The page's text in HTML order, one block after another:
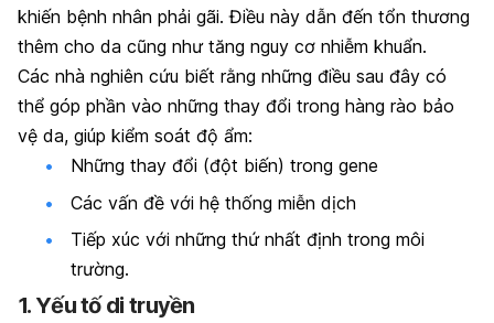
khiến bệnh nhân phải gãi. Điều này dẫn đến tổn thương
thêm cho da cũng như tăng nguy cơ nhiễm khuẩn.
Các nhà nghiên cứu biết rằng những điều sau đây có
thể góp phần vào những thay đổi trong hàng rào bảo
vệ da, giúp kiểm soát độ ẩm:
Những thay đổi (đột biến) trong gene
Các vấn đề với hệ thống miễn dịch
Tiếp xúc với những thứ nhất định trong môi
trường.
1. Yếu tố di truyền